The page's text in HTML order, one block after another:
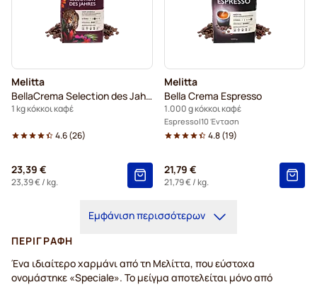
Melitta
BellaCrema Selection des Jahres
1 kg κόκκοι καφέ
4.6(26)
23,39 €
23,39 €/ kg.
Melitta
Bella Crema Espresso
1.000 g κόκκοι καφέ
Espresso 10 Ένταση
4.8(19)
21,79 €
21,79 €/ kg.
Εμφάνιση περισσότερων
ΠΕΡΙΓΡΑΦΉ
Ένα ιδιαίτερο χαρμάνι από τη Μελίττα, που εύστοχα
ονομάστηκε «Speciale». Το μείγμα αποτελείται μόνο από